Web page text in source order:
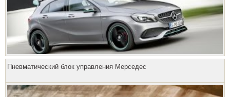
Пневматический блок управления Мерседес